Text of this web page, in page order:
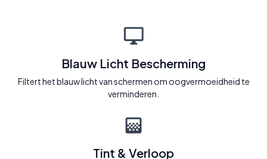
Blauw Licht Bescherming
Filtert het blauw licht van schermen om oogvermoeidheid te
verminderen.
Tint & Verloop